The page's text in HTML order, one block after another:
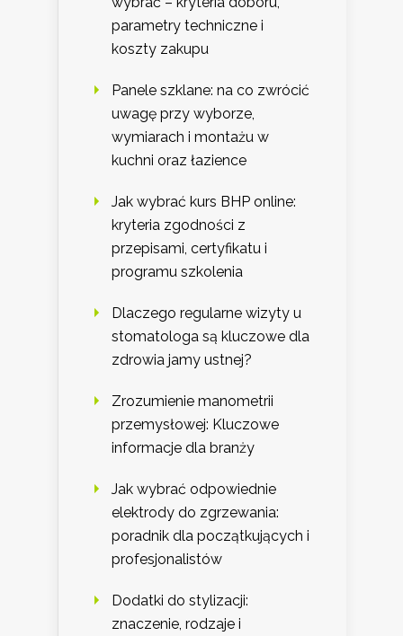
parametry techniczne i
koszty zakupu
Panele szklane: na co zwrócić
uwagę przy wyborze,
wymiarach i montażu w
kuchni oraz łazience
Jak wybrać kurs BHP online:
kryteria zgodności z
przepisami, certyfikatu i
programu szkolenia
Dlaczego regularne wizyty u
stomatologa są kluczowe dla
zdrowia jamy ustnej?
Zrozumienie manometrii
przemysłowej: Kluczowe
informacje dla branży
Jak wybrać odpowiednie
elektrody do zgrzewania:
poradnik dla początkujących i
profesjonalistów
Dodatki do stylizacji:
znaczenie, rodzaje i